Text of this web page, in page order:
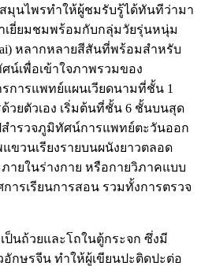
พรทำให้ผู้ชมรับรู้ได้ทันทีว่ามา
เยี่ยมชมพร้อมกับกลุ่มวัยรุ่นหนุ่ม
หลากหลายสีสันที่พร้อมสำหรับ
น์เพื่อเข้าใจภาพรวมของ
การแพทย์แผนเวียดนามที่ชั้น 1
วยตัวเอง เริ่มต้นที่ชั้น 6 ชั้นบนสุด
ำรวจภูมิทัศน์การแพทย์ตะวันออก
แขวนเรียงรายบนผนังยาวตลอด
ายในร่างกาย หรือกายวิภาคแบบ
ารเรียนการสอน รวมทั้งการตรวจ
ยและโถในตู้กระจก ซึ่งมี
กษรจีน ทำให้ผู้เขียนปะติดปะต่อ